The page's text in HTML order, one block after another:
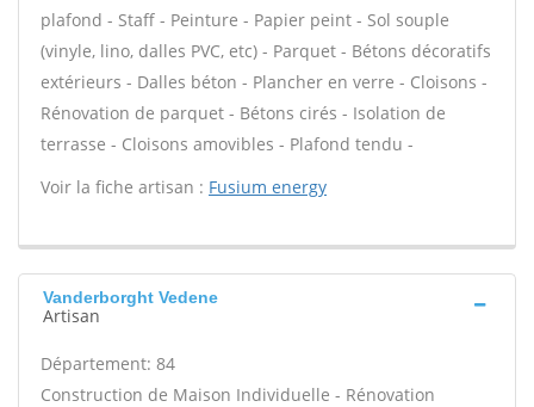
plafond - Staff - Peinture - Papier peint - Sol souple
(vinyle, lino, dalles PVC, etc) - Parquet - Bétons décoratifs
extérieurs - Dalles béton - Plancher en verre - Cloisons -
Rénovation de parquet - Bétons cirés - Isolation de
terrasse - Cloisons amovibles - Plafond tendu -
Voir la fiche artisan : Fusium energy
Vanderborght Vedene
Artisan
Département: 84
Construction de Maison Individuelle - Rénovation